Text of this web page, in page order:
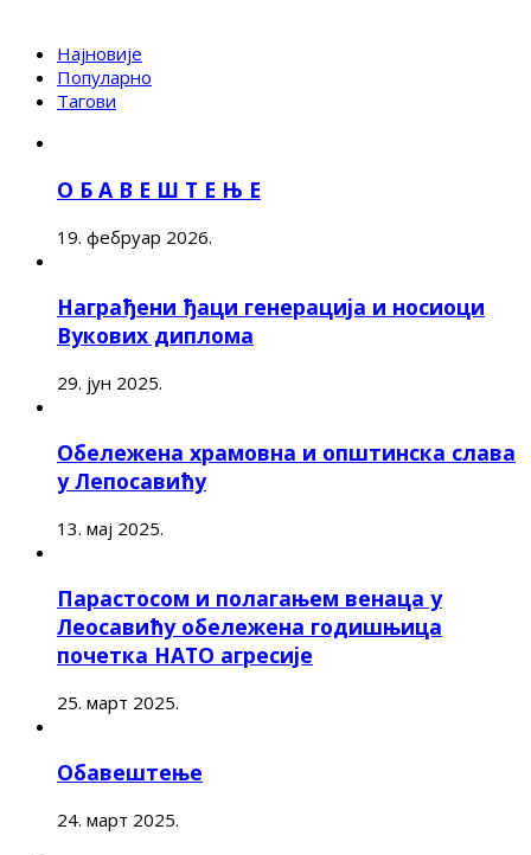
Најновије
Популарно
Тагови
О Б А В Е Ш Т Е Њ Е
19. фебруар 2026.
Награђени ђаци генерација и носиоци
Вукових диплома
29. јун 2025.
Обележена храмовна и општинска слава
у Лепосавићу
13. мај 2025.
Парастосом и полагањем венаца у
Леосавићу обележена годишњица
почетка НАТО агресије
25. март 2025.
Обавештење
24. март 2025.